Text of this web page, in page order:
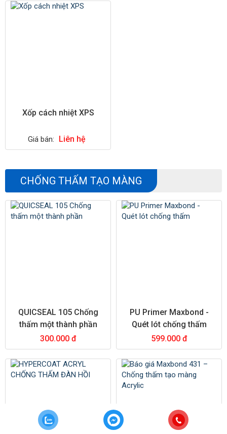
Xốp cách nhiệt XPS
Giá bán: Liên hệ
CHỐNG THẤM TẠO MÀNG
QUICSEAL 105 Chống
thấm một thành phần
300.000 đ
PU Primer Maxbond -
Quét lót chống thấm
599.000 đ